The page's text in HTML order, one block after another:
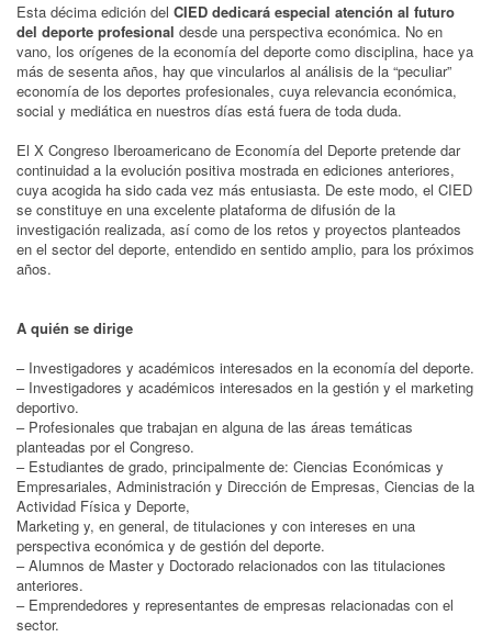
Esta décima edición del CIED dedicará especial atención al futuro
del deporte profesional desde una perspectiva económica. No en
vano, los orígenes de la economía del deporte como disciplina, hace ya
más de sesenta años, hay que vincularlos al análisis de la “peculiar”
economía de los deportes profesionales, cuya relevancia económica,
social y mediática en nuestros días está fuera de toda duda.
El X Congreso Iberoamericano de Economía del Deporte pretende dar
continuidad a la evolución positiva mostrada en ediciones anteriores,
cuya acogida ha sido cada vez más entusiasta. De este modo, el CIED
se constituye en una excelente plataforma de difusión de la
investigación realizada, así como de los retos y proyectos planteados
en el sector del deporte, entendido en sentido amplio, para los próximos
años.
A quién se dirige
– Investigadores y académicos interesados en la economía del deporte.
– Investigadores y académicos interesados en la gestión y el marketing
deportivo.
– Profesionales que trabajan en alguna de las áreas temáticas
planteadas por el Congreso.
– Estudiantes de grado, principalmente de: Ciencias Económicas y
Empresariales, Administración y Dirección de Empresas, Ciencias de la
Actividad Física y Deporte,
Marketing y, en general, de titulaciones y con intereses en una
perspectiva económica y de gestión del deporte.
– Alumnos de Master y Doctorado relacionados con las titulaciones
anteriores.
– Emprendedores y representantes de empresas relacionadas con el
sector.